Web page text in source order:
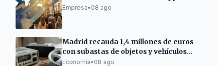
autónomos
Empresa• 08 ago
Madrid recauda 1,4 millones de euros
con subastas de objetos y vehículos
municipales
Economía• 08 ago